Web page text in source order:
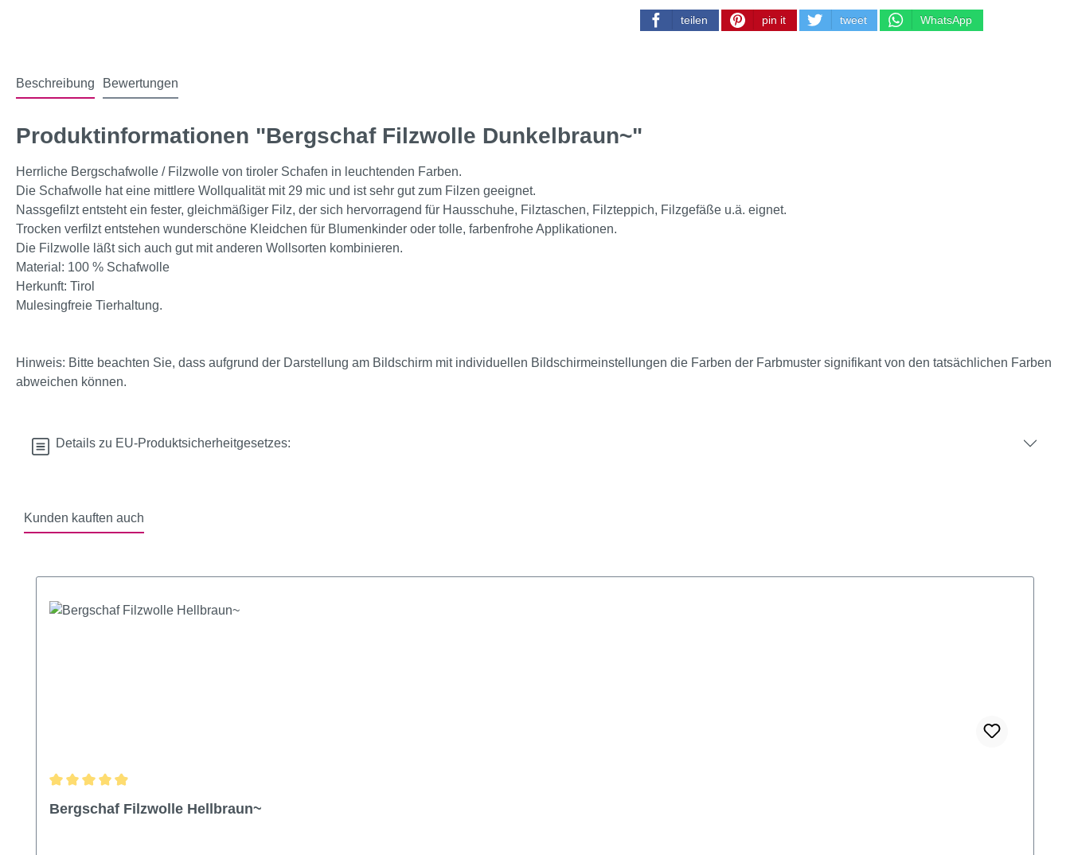
teilen pin it tweet WhatsApp
Beschreibung Bewertungen
Produktinformationen "Bergschaf Filzwolle Dunkelbraun~"
Herrliche Bergschafwolle / Filzwolle von tiroler Schafen in leuchtenden Farben.
Die Schafwolle hat eine mittlere Wollqualität mit 29 mic und ist sehr gut zum Filzen geeignet.
Nassgefilzt entsteht ein fester, gleichmäßiger Filz, der sich hervorragend für Hausschuhe, Filztaschen, Filzteppich, Filzgefäße u.ä. eignet.
Trocken verfilzt entstehen wunderschöne Kleidchen für Blumenkinder oder tolle, farbenfrohe Applikationen.
Die Filzwolle läßt sich auch gut mit anderen Wollsorten kombinieren.
Material: 100 % Schafwolle
Herkunft: Tirol
Mulesingfreie Tierhaltung.
Hinweis: Bitte beachten Sie, dass aufgrund der Darstellung am Bildschirm mit individuellen Bildschirmeinstellungen die Farben der Farbmuster signifikant von den tatsächlichen Farben
abweichen können.
Details zu EU-Produktsicherheitgesetzes:
Kunden kauften auch
Durchschnittliche Bewertung von 4.89 von 5 Sternen
Bergschaf Filzwolle Hellbraun~